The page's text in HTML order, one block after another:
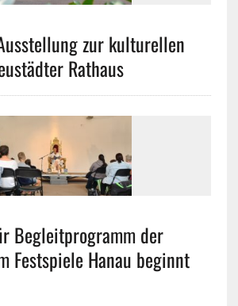
zur kulturellen
Rathaus
Begleitprogramm der
Festspiele Hanau beginnt